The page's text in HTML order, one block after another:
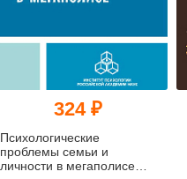
324 ₽
Психологические
проблемы семьи и
личности в мегаполисе